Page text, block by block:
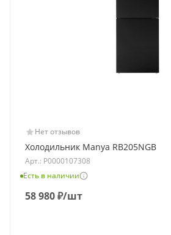
Нет отзывов
Холодильник Manya RB205NGB
Арт.: Р0000107308
Есть в наличии
58 980₽/шт